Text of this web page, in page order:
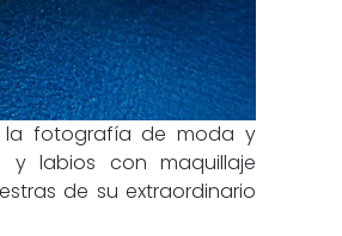
la fotografía de moda y
y labios con maquillaje
de su extraordinario